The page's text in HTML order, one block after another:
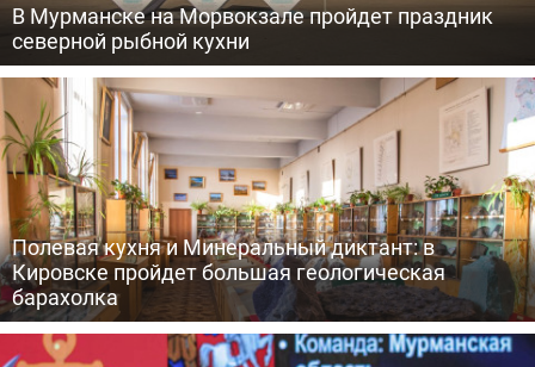
В Мурманске на Морвокзале пройдет праздник
северной рыбной кухни
Полевая кухня и Минеральный диктант: в
Кировске пройдет большая геологическая
барахолка